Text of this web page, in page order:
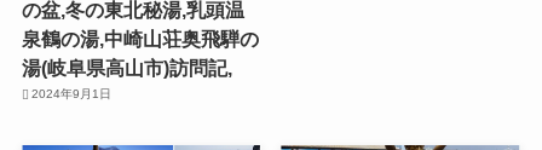
の盆,冬の東北秘湯,乳頭温
泉鶴の湯,中崎山荘奥飛騨の
湯(岐阜県高山市)訪問記,
2024年9月1日